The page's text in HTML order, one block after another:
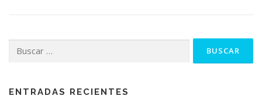
ENTRADAS RECIENTES